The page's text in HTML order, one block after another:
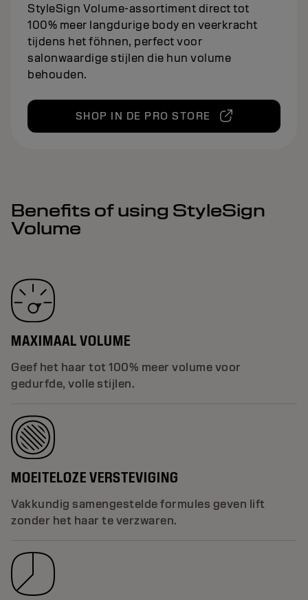
StyleSign Volume-assortiment direct tot
100% meer langdurige body en veerkracht
tijdens het föhnen, perfect voor
salonwaardige stijlen die hun volume
behouden.
SHOP IN DE PRO STORE
Benefits of using StyleSign
Volume
MAXIMAAL VOLUME
Geef het haar tot 100% meer volume voor
gedurfde, volle stijlen.
MOEITELOZE VERSTEVIGING
Vakkundig samengestelde formules geven lift
zonder het haar te verzwaren.